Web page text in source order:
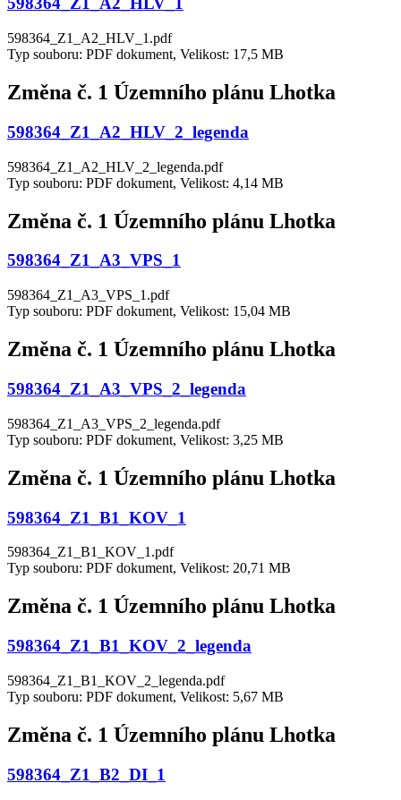
598364_Z1_A2_HLV_1.pdf
Typ souboru: PDF dokument, Velikost: 17,5 MB
Změna č. 1 Územního plánu Lhotka
598364_Z1_A2_HLV_2_legenda
598364_Z1_A2_HLV_2_legenda.pdf
Typ souboru: PDF dokument, Velikost: 4,14 MB
Změna č. 1 Územního plánu Lhotka
598364_Z1_A3_VPS_1
598364_Z1_A3_VPS_1.pdf
Typ souboru: PDF dokument, Velikost: 15,04 MB
Změna č. 1 Územního plánu Lhotka
598364_Z1_A3_VPS_2_legenda
598364_Z1_A3_VPS_2_legenda.pdf
Typ souboru: PDF dokument, Velikost: 3,25 MB
Změna č. 1 Územního plánu Lhotka
598364_Z1_B1_KOV_1
598364_Z1_B1_KOV_1.pdf
Typ souboru: PDF dokument, Velikost: 20,71 MB
Změna č. 1 Územního plánu Lhotka
598364_Z1_B1_KOV_2_legenda
598364_Z1_B1_KOV_2_legenda.pdf
Typ souboru: PDF dokument, Velikost: 5,67 MB
Změna č. 1 Územního plánu Lhotka
598364_Z1_B2_DI_1